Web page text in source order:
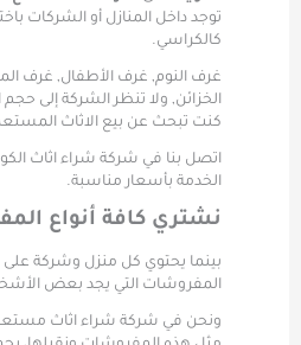
توجد داخل المنازل أو الشركات
كالكراسي.
غرف النوم, غرف الأطفال, غرف
الخزائن, ولا تنظر الشركة إلى حجم
كنت تبحث عن بيع الاثاث
اتصل بنا في شركة شراء اثاث
الخدمة بأسعار مناسبة.
نشتري كافة أنواع
بينما يحتوي كل منزل وشركة
المفروشات التي يجد بعض
ونحن في شركة شراء اثاث